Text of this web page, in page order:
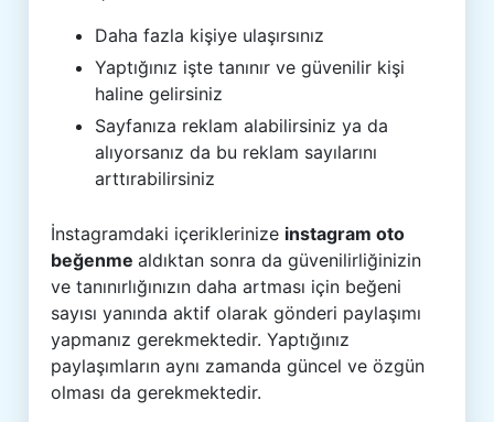
Daha fazla kişiye ulaşırsınız
Yaptığınız işte tanınır ve güvenilir kişi
haline gelirsiniz
Sayfanıza reklam alabilirsiniz ya da
alıyorsanız da bu reklam sayılarını
arttırabilirsiniz
İnstagramdaki içeriklerinize instagram oto
beğenmealdıktan sonra da güvenilirliğinizin
ve tanınırlığınızın daha artması için beğeni
sayısı yanında aktif olarak gönderi paylaşımı
yapmanız gerekmektedir. Yaptığınız
paylaşımların aynı zamanda güncel ve özgün
olması da gerekmektedir.